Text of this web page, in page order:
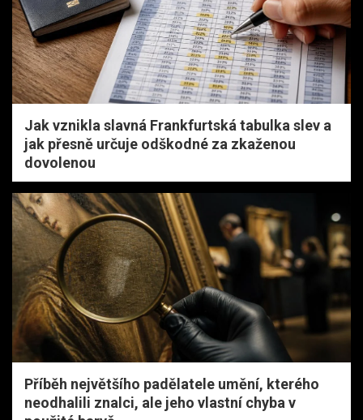
Jak vznikla slavná Frankfurtská tabulka slev a
jak přesně určuje odškodné za zkaženou
dovolenou
Příběh největšího padělatele umění, kterého
neodhalili znalci, ale jeho vlastní chyba v